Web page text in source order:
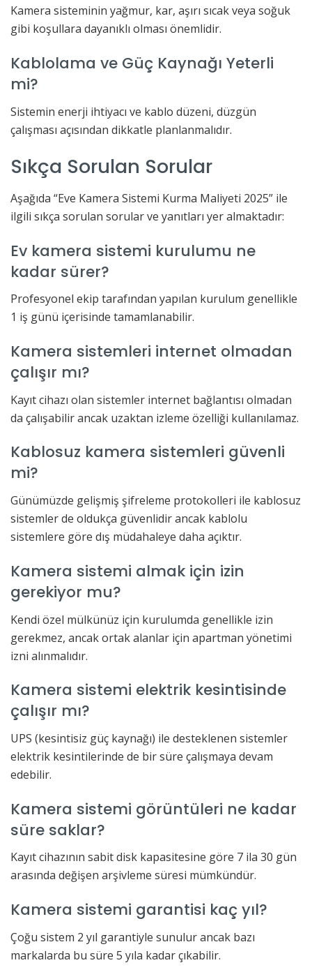
Kamera sisteminin yağmur, kar, aşırı sıcak veya soğuk
gibi koşullara dayanıklı olması önemlidir.
Kablolama ve Güç Kaynağı Yeterli
mi?
Sistemin enerji ihtiyacı ve kablo düzeni, düzgün
çalışması açısından dikkatle planlanmalıdır.
Sıkça Sorulan Sorular
Aşağıda “Eve Kamera Sistemi Kurma Maliyeti 2025” ile
ilgili sıkça sorulan sorular ve yanıtları yer almaktadır:
Ev kamera sistemi kurulumu ne
kadar sürer?
Profesyonel ekip tarafından yapılan kurulum genellikle
1 iş günü içerisinde tamamlanabilir.
Kamera sistemleri internet olmadan
çalışır mı?
Kayıt cihazı olan sistemler internet bağlantısı olmadan
da çalışabilir ancak uzaktan izleme özelliği kullanılamaz.
Kablosuz kamera sistemleri güvenli
mi?
Günümüzde gelişmiş şifreleme protokolleri ile kablosuz
sistemler de oldukça güvenlidir ancak kablolu
sistemlere göre dış müdahaleye daha açıktır.
Kamera sistemi almak için izin
gerekiyor mu?
Kendi özel mülkünüz için kurulumda genellikle izin
gerekmez, ancak ortak alanlar için apartman yönetimi
izni alınmalıdır.
Kamera sistemi elektrik kesintisinde
çalışır mı?
UPS (kesintisiz güç kaynağı) ile desteklenen sistemler
elektrik kesintilerinde de bir süre çalışmaya devam
edebilir.
Kamera sistemi görüntüleri ne kadar
süre saklar?
Kayıt cihazının sabit disk kapasitesine göre 7 ila 30 gün
arasında değişen arşivleme süresi mümkündür.
Kamera sistemi garantisi kaç yıl?
Çoğu sistem 2 yıl garantiyle sunulur ancak bazı
markalarda bu süre 5 yıla kadar çıkabilir.